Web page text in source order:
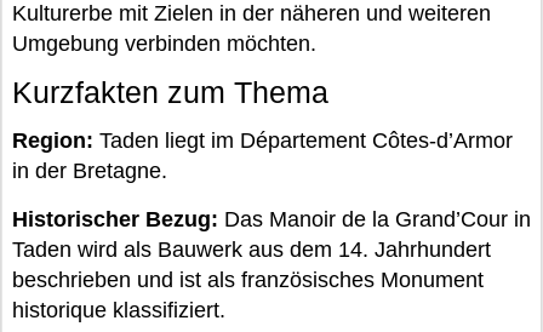
Kulturerbe mit Zielen in der näheren und weiteren
Umgebung verbinden möchten.
Kurzfakten zum Thema
Region: Taden liegt im Département Côtes-d’Armor
in der Bretagne.
Historischer Bezug: Das Manoir de la Grand’Cour in
Taden wird als Bauwerk aus dem 14. Jahrhundert
beschrieben und ist als französisches Monument
historique klassifiziert.